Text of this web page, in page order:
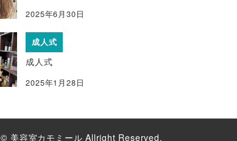
2025年6月30日
成人式
成人式
2025年1月28日
© 美容室カモミール Allright Reserved.